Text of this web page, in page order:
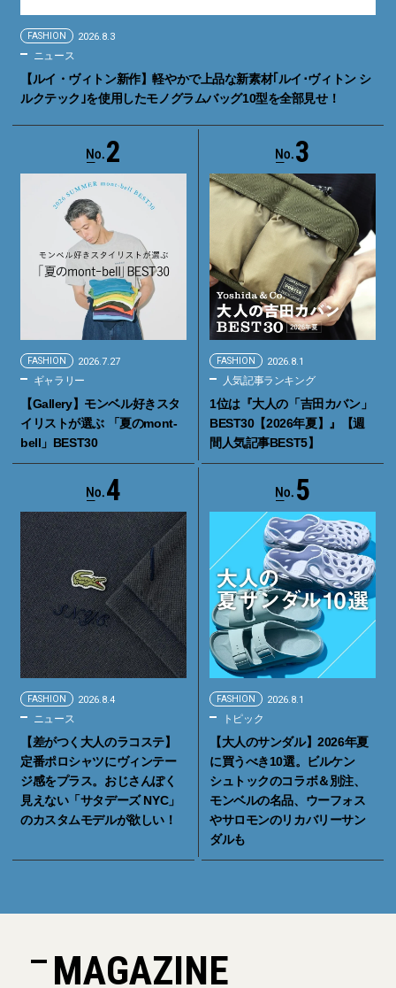
FASHION 2026.8.3
ニュース
【ルイ・ヴィトン新作】軽やかで上品な新素材｢ルイ･ヴィトン シ
ルクテック｣を使用したモノグラムバッグ10型を全部見せ！
2
FASHION 2026.7.27
ギャラリー
【Gallery】モンベル好きスタ
イリストが選ぶ 「夏のmont-
bell」BEST30
3
FASHION 2026.8.1
人気記事ランキング
1位は『大人の「吉田カバン」
BEST30【2026年夏】』【週
間人気記事BEST5】
4
FASHION 2026.8.4
ニュース
【差がつく大人のラコステ】
定番ポロシャツにヴィンテー
ジ感をプラス。おじさんぽく
見えない「サタデーズ NYC」
のカスタムモデルが欲しい！
5
FASHION 2026.8.1
トピック
【大人のサンダル】2026年夏
に買うべき10選。ビルケン
シュトックのコラボ＆別注、
モンベルの名品、ウーフォス
やサロモンのリカバリーサン
ダルも
MAGAZINE